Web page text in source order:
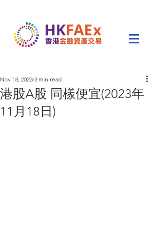
港股A股 同樣便宜(2023年
11月18日)
Nov 18, 2023 3 min read